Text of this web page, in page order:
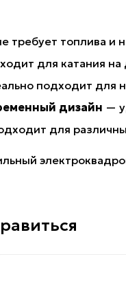
требует топлива и
для катания на
подходит для
дизайн —
для